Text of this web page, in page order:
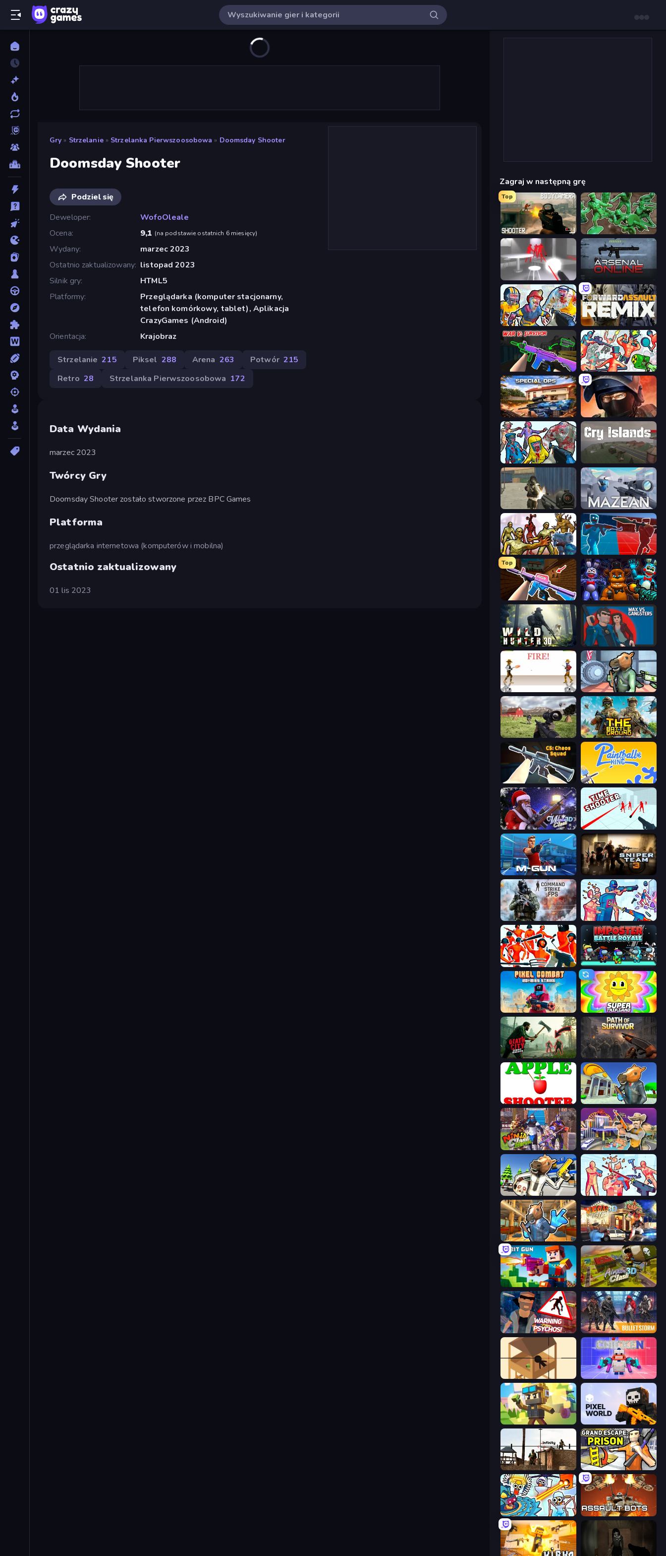
Gry » Strzelanie » Strzelanka Pierwszoosobowa » Doomsday Shooter
Doomsday Shooter
Podziel się
Deweloper
WofoOleale
Ocena
9,1 (na podstawie ostatnich 6 miesięcy)
Wydany
marzec 2023
Ostatnio zaktualizowany listopad 2023
Silnik gry
HTML5
Platformy
Przeglądarka (komputer stacjonarny,
telefon komórkowy, tablet), Aplikacja
CrazyGames (Android)
Orientacja
Krajobraz
Strzelanie 215 Piksel 288 Arena 263 Potwór 215
Retro 28 Strzelanka Pierwszoosobowa 172
Data Wydania
marzec 2023
Twórcy Gry
Doomsday Shooter zostało stworzone przez BPC Games
Platforma
przeglądarka internetowa (komputerów i mobilna)
Ostatnio zaktualizowany
01 lis 2023
Zagraj w następną grę
Top
BodyCamera Shooter Soldiers - Capture and Control!
SuperHot Arsenal Online
Zombies Shooter: Part 2 Forward Assault Remix
War V: Survivor Funny Shooter 2
Special Ops: GO Bullet Force
Zombies Shooter
Masked Forces Mazean
Monster Shooter Apocalypse Battle of the Soldiers: Red vs Blue
Top
KS Z FNaF Shooter
Wild Hunter 3D Max vs Gangsters
Gunblood Bank Robbery
Dead Zed The Battleground
CS: Chaos Squad Paintball King
Winter Clash 3D Time Shooter
Muscle Gun.IO Sniper Team 3
Command Strike FPS Time Shooter 3: SWAT
Funny Shooter - Destroy All Imposter Battle Royale
Pixel Combat: Zombies Strike SuperTrip.Land
Death City Zombie Invasion Path of Survivor
Apple Shooter Bank Robbery 3
Ninja Clash Heroes Casino Robbery
Bank Robbery: Escape Time Shooter 2
Bank Robbery 2 Vegas Clash 3D
Bit Gun.io Airport Clash 3D
City of Psychos Bulletstorm
Elite Sniper Chicken CS
Pixel Shooter Pixel World
Lethal Sniper 3D: Army Soldier Grand Escape: Prison
Toilets Worms Shooter Assault Bots